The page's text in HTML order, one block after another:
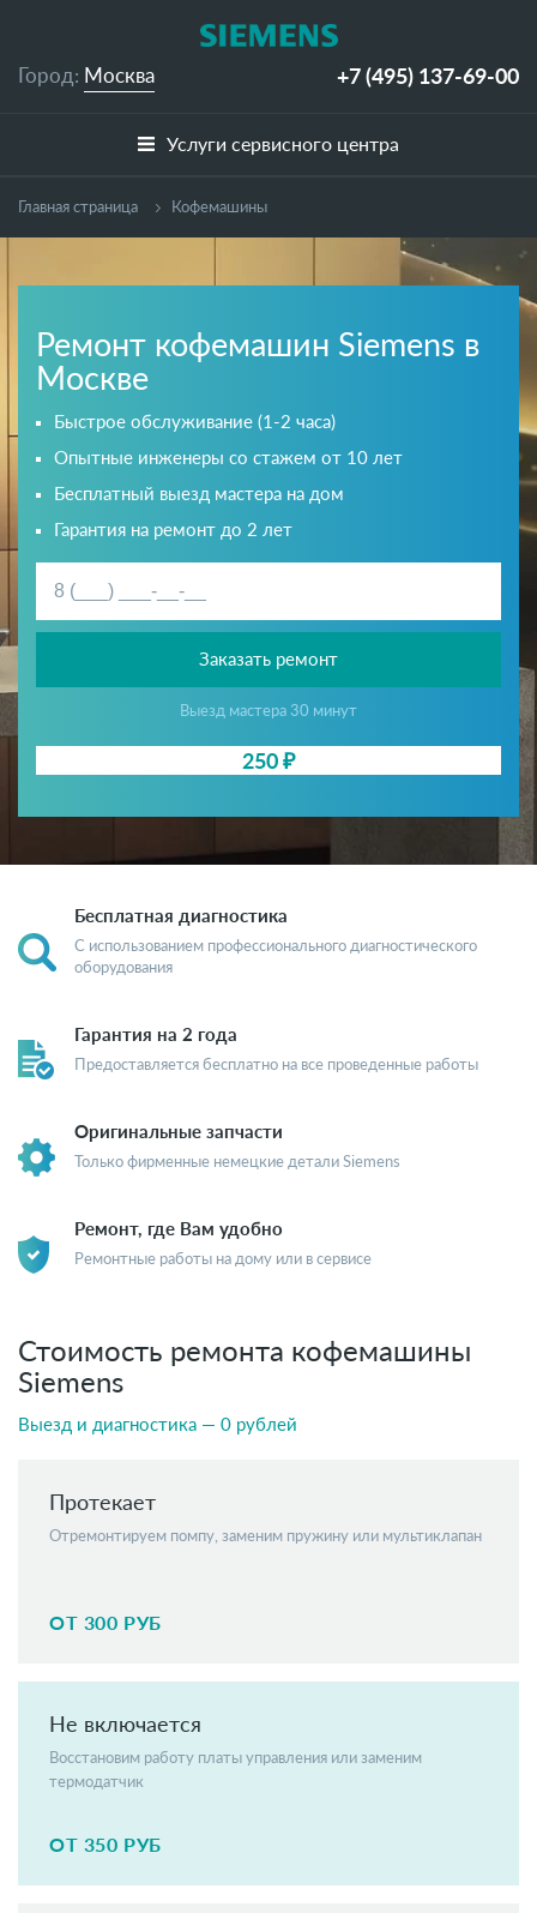
+7 (495) 137-69-00
Город: Москва
Услуги сервисного центра
Главная страница Кофемашины
Ремонт кофемашин Siemens в
Москве
Быстрое обслуживание (1-2 часа)
Опытные инженеры со стажем от 10 лет
Бесплатный выезд мастера на дом
Гарантия на ремонт до 2 лет
Заказать ремонт
Выезд мастера 30 минут
250 ₽
Бесплатная диагностика
С использованием профессионального диагностического
оборудования
Гарантия на 2 года
Предоставляется бесплатно на все проведенные работы
Оригинальные запчасти
Только фирменные немецкие детали Siemens
Ремонт, где Вам удобно
Ремонтные работы на дому или в сервисе
Стоимость ремонта кофемашины
Siemens
Выезд и диагностика — 0 рублей
Протекает
Отремонтируем помпу, заменим пружину или мультиклапан
ОТ 300 РУБ
Не включается
Восстановим работу платы управления или заменим
термодатчик
ОТ 350 РУБ